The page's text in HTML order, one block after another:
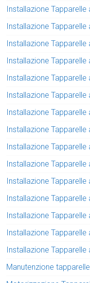
Installazione Tapparelle
Installazione Tapparelle
Installazione Tapparelle
Installazione Tapparelle
Installazione Tapparelle
Installazione Tapparelle
Installazione Tapparelle
Installazione Tapparelle
Installazione Tapparelle
Installazione Tapparelle
Installazione Tapparelle
Installazione Tapparelle
Installazione
Installazione
Installazione
Manutenzione